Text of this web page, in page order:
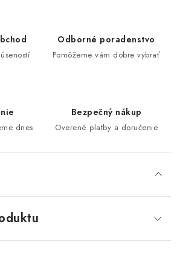
Odborné poradenstvo
Pomôžeme vám dobre vybrať
dnes
Bezpečný nákup
Overené platby a doručenie